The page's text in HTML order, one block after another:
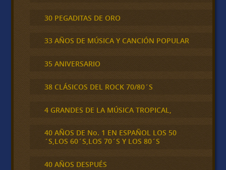
30 PEGADITAS DE ORO
33 AÑOS DE MÚSICA Y CANCIÓN POPULAR
35 ANIVERSARIO
38 CLÁSICOS DEL ROCK 70/80´S
4 GRANDES DE LA MÚSICA TROPICAL,
40 AÑOS DE No. 1 EN ESPAÑOL LOS 50
´S,LOS 60´S,LOS 70´S Y LOS 80´S
40 AÑOS DESPUÉS